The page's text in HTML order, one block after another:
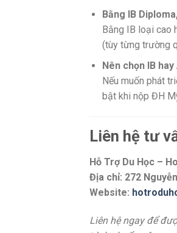
Bằng IB
Bằng IB loại cao
(tùy từng trường
Nên chọn IB
Nếu muốn phát
bật khi nộp ĐH
Liên hệ tư
Hỗ Trợ Du Học –
Địa chỉ: 272
Website:
Liên hệ ngay để